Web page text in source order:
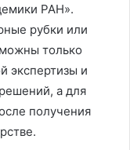
РАН».
рубки или
только
экспертизы и
а для
получения